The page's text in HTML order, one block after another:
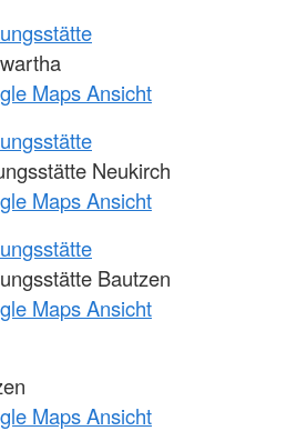
Maps Ansicht
Neukirch
Maps Ansicht
Bautzen
Maps Ansicht
Maps Ansicht